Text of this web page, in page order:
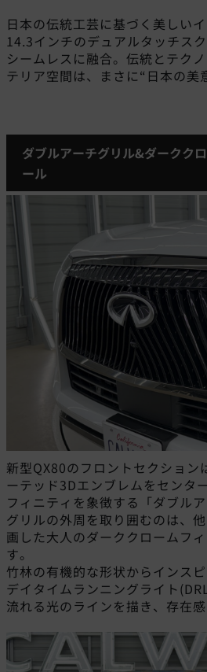
日本の伝統工芸に基づく美しい
14.3インチのデュアルタッチス
シームレスに融合。伝統とテク
テリア空間は、まさに“日本の美
ダブルアーチグリル&ダークク
ール
新型QX80のフロントセクション
ーテッド3Dエンブレムをセンタ
フィニティを象徴する「ダブル
グリルの外周を取り囲むのは、
画した大人のダーククロームフ
す。
竹林の有機的な形状からインス
デイタイムランニングライト
流れる光のラインを描き、存在感